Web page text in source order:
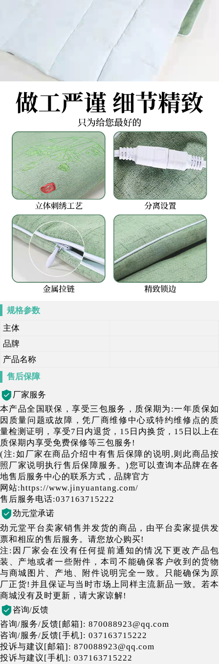
规格参数
主体
品牌
产品名称
售后保障
厂家服务
本产品全国联保，享受三包服务，质保期为:一年质保如
因质量问题或故障，凭厂商维修中心或特约维修点的质
量检测证明，享受7日内退货，15日内换货，15日以上在
质保期内享受免费保修等三包服务!
(注:如厂家在商品介绍中有售后保障的说明,则此商品按
照厂家说明执行售后保障服务。)您可以查询本品牌在各
地售后服务中心的联系方式，品牌官方
网站:https://www.jinyuantang.com/
售后服务电话:037163715222
劲元堂承诺
劲元堂平台卖家销售并发货的商品，由平台卖家提供发
票和相应的售后服务。请您放心购买!
注:因厂家会在没有任何提前通知的情况下更改产品包
装、产地或者一些附件，本司不能确保客户收到的货物
与商城图片、产地、附件说明完全一致。只能确保为原
厂正货!并且保证与当时市场上同样主流新品一致。若本
商城没有及时更新，请大家谅解!
咨询/反馈
咨询/服务/反馈[邮箱]: 870088923@qq.com
咨询/服务/反馈[手机]: 037163715222
投诉与建议[邮箱]: 870088923@qq.com
投诉与建议[手机]: 037163715222